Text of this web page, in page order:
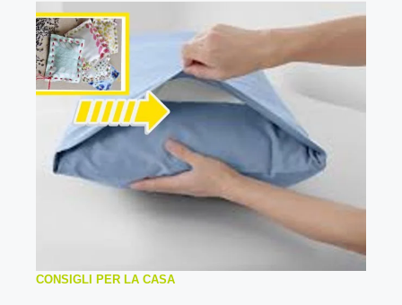
CONSIGLI PER LA CASA